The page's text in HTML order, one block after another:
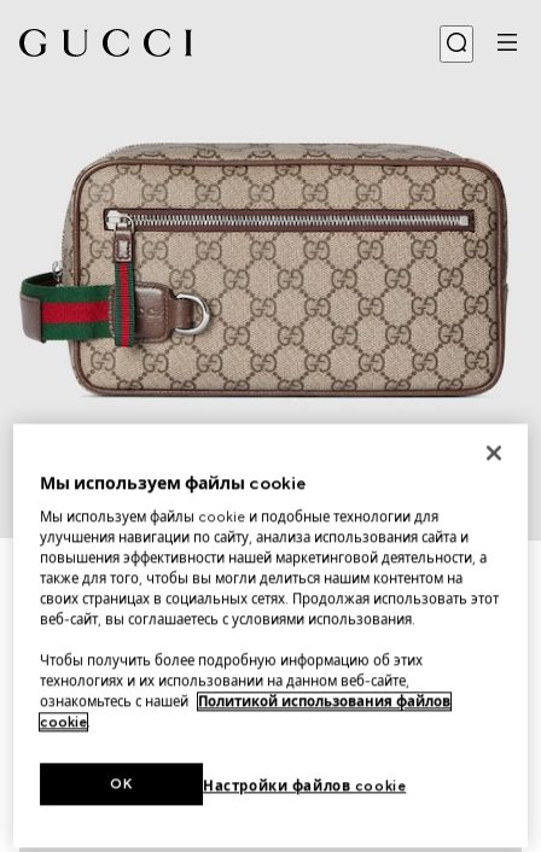
7
Medium GG toiletry case
Вариантыbeige and brown GG Supreme
Мы используем файлы cookie
Мы используем файлы cookie и подобные технологии для
улучшения навигации по сайту, анализа использования сайта и
повышения эффективности нашей маркетинговой деятельности, а
также для того, чтобы вы могли делиться нашим контентом на
своих страницах в социальных сетях. Продолжая использовать этот
веб-сайт, вы соглашаетесь с условиями использования.
Чтобы получить более подробную информацию об этих
технологиях и их использовании на данном веб-сайте,
ознакомьтесь с нашей
Политикой использования файлов
cookie.
Настройки файлов cookie
OK